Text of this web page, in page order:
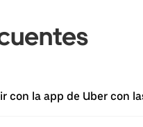
con la app de Uber con